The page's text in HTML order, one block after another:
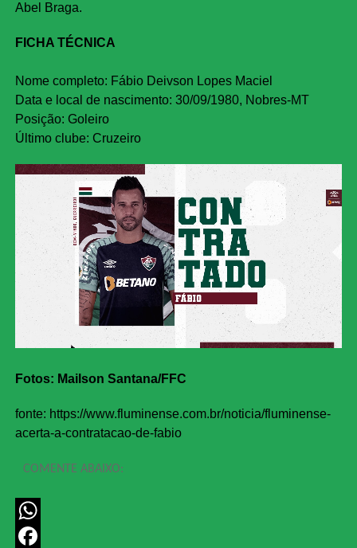
Abel Braga.
FICHA TÉCNICA
Nome completo: Fábio Deivson Lopes Maciel
Data e local de nascimento: 30/09/1980, Nobres-MT
Posição: Goleiro
Último clube: Cruzeiro
Fotos: Mailson Santana/FFC
fonte: https://www.fluminense.com.br/noticia/fluminense-
acerta-a-contratacao-de-fabio
COMENTE ABAIXO:
WhatsApp